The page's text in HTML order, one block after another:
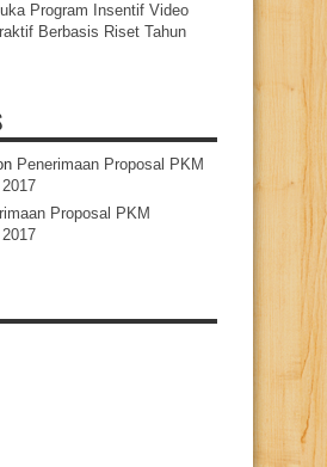
Program Insentif Video
Berbasis Riset Tahun
Penerimaan Proposal PKM
Proposal PKM